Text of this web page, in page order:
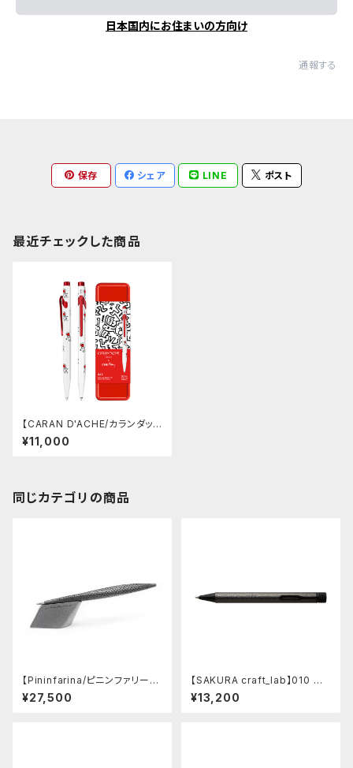
日本国内にお住まいの方向け
通報する
保存 シェア LINE ポスト
最近チェックした商品
【CARAN D'ACHE/カランダッシ
ュ】849 カランダッシュ+キー
ス・へリング ホワイト ボールペ
¥11,000
同じカテゴリの商品
【Pininfarina/ピニンファリー
ナ】Speedform (チタン)
¥27,500
【SAKURA craft_lab】010 ゲ
ルインキボールペン (ハンマート
ーン チャコール)
¥13,200